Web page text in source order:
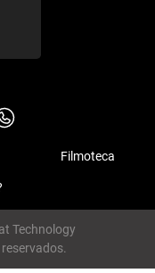
Filmoteca
Technology